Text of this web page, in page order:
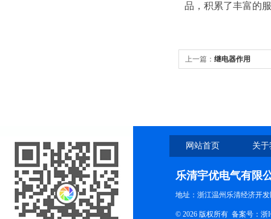
品，积累了丰富的
上一篇： 继电器作用
网站首页 关
乐清宇优电气有限
地址：浙江温州乐清经济开
© 2026 版权所有 备案号：浙